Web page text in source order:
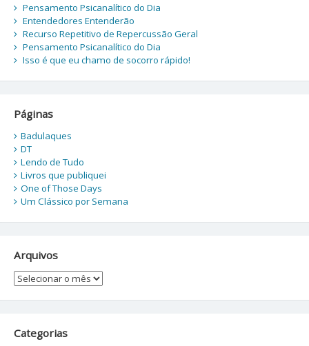
Pensamento Psicanalítico do Dia
Entendedores Entenderão
Recurso Repetitivo de Repercussão Geral
Pensamento Psicanalítico do Dia
Isso é que eu chamo de socorro rápido!
Páginas
Badulaques
DT
Lendo de Tudo
Livros que publiquei
One of Those Days
Um Clássico por Semana
Arquivos
Arquivos
Categorias